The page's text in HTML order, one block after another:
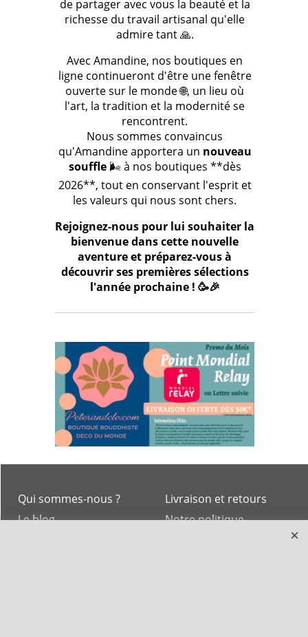
de partager avec vous la beauté et la
richesse du travail artisanal qu'elle
admire tant 🙏.
Avec Amandine, nos boutiques en
ligne continueront d'être une fenêtre
ouverte sur le monde 🌐, un lieu où
l'art, la tradition et la modernité se
rencontrent.
Nous sommes convaincus
qu'Amandine apportera un nouveau
souffle🌬️ à nos boutiques **dès
2026**, tout en conservant l'esprit et
les valeurs qui nous sont chers.
Rejoignez-nous pour lui souhaiter la
bienvenue dans cette nouvelle
aventure et préparez-vous à
découvrir ses premières sélections
l'année prochaine ! 🥳🎉
Livraison et retours
Notre politique
Qui sommes-nous ?
Le blog